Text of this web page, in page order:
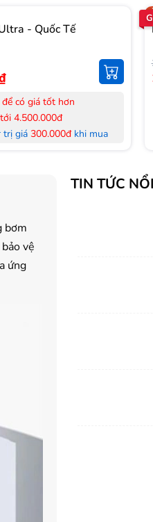
- Quốc Tế
có giá tốt hơn
4.500.000đ
trị giá 300.000đkhi mua
tại nhà nội thành Hà Nội,
Quốc.
bơm
vệ
ứng
TIN TỨC